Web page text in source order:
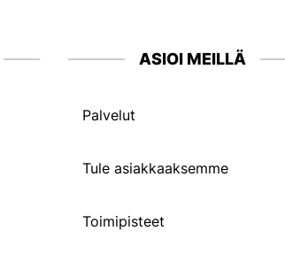
ASIOI MEILLÄ
Palvelut
Tule asiakkaaksemme
Toimipisteet